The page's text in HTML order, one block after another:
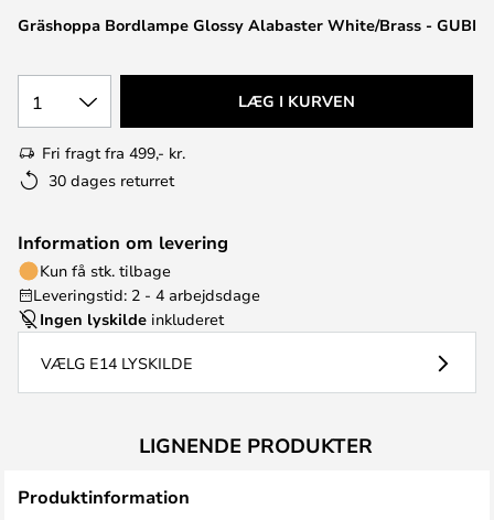
Gräshoppa Bordlampe Glossy Alabaster White/Brass - GUBI
1 LÆG I KURVEN
Fri fragt fra 499,- kr.
30 dages returret
Information om levering
Kun få stk. tilbage
Leveringstid: 2 - 4 arbejdsdage
Ingen lyskilde inkluderet
VÆLG E14 LYSKILDE
LIGNENDE PRODUKTER
Produktinformation